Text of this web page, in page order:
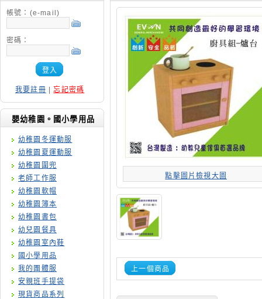
帳號：(e-mail)
密碼：
登入
我要註冊 |忘記密碼
嬰幼稚園。國小學用品
幼稚園冬運動服
幼稚園夏運動服
幼稚園圍兜
老師工作服
幼稚園軟帽
幼稚園簿本
幼稚園書包
幼兒園餐具
幼稚園室內鞋
國小學用品
我的團體服
安親班手提袋
現貨商品系列
點擊圖片檢視大圖
上一個商品